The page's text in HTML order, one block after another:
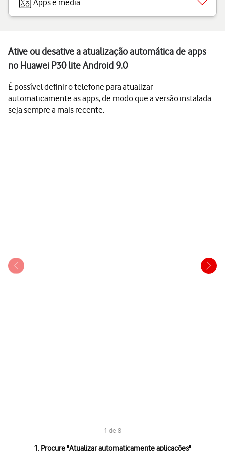
Apps e media
Ative ou desative a atualização automática de apps
no Huawei P30 lite Android 9.0
É possível definir o telefone para atualizar
automaticamente as apps, de modo que a versão instalada
seja sempre a mais recente.
1 de 8
1. Procure "Atualizar automaticamente aplicações"